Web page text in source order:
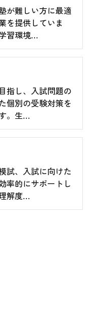
が難しい方に最適
を提供していま
習環境…
指し、入試問題の
個別の受験対策を
。生…
試、入試に向けた
率的にサポートし
解度…